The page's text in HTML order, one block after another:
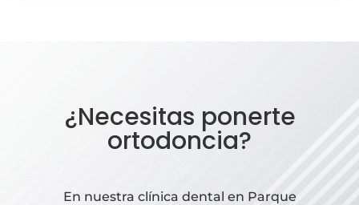
¿Necesitas ponerte
ortodoncia?
En nuestra clínica dental en Parque